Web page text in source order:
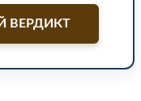
ВЕРДИКТ